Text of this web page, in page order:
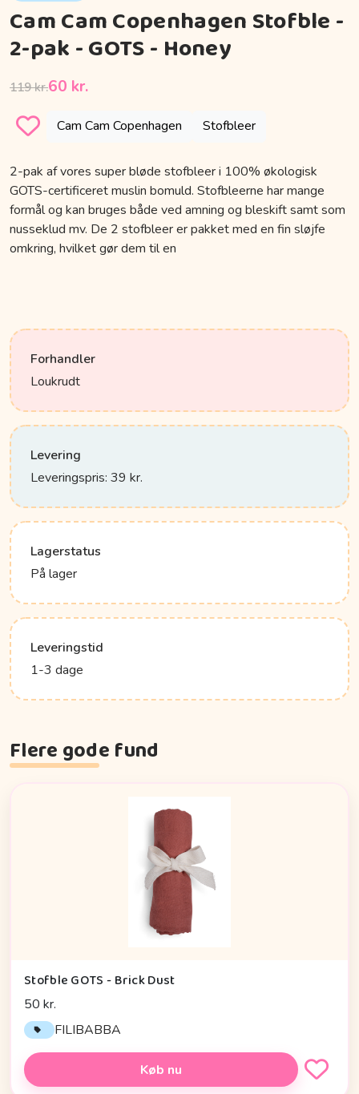
Cam Cam Copenhagen Stofble -
2-pak - GOTS - Honey
119 kr.60 kr.
Cam Cam Copenhagen Stofbleer
2-pak af vores super bløde stofbleer i 100% økologisk
GOTS-certificeret muslin bomuld. Stofbleerne har mange
formål og kan bruges både ved amning og bleskift samt som
nusseklud mv. De 2 stofbleer er pakket med en fin sløjfe
omkring, hvilket gør dem til en
Forhandler
Loukrudt
Levering
Leveringspris: 39 kr.
Lagerstatus
På lager
Leveringstid
1-3 dage
Flere gode fund
Stofble GOTS - Brick Dust
50 kr.
FILIBABBA
Køb nu